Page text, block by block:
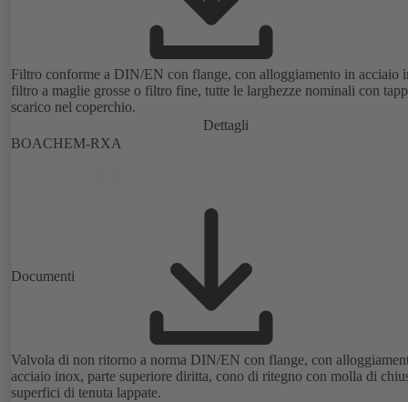
Filtro conforme a DIN/EN con flange, con alloggiamento in acciaio
filtro a maglie grosse o filtro fine, tutte le larghezze nominali con
scarico nel coperchio.
Dettagli
BOACHEM-RXA
Documenti
Valvola di non ritorno a norma DIN/EN con flange, con
acciaio inox, parte superiore diritta, cono di ritegno con molla di
superfici di tenuta lappate.